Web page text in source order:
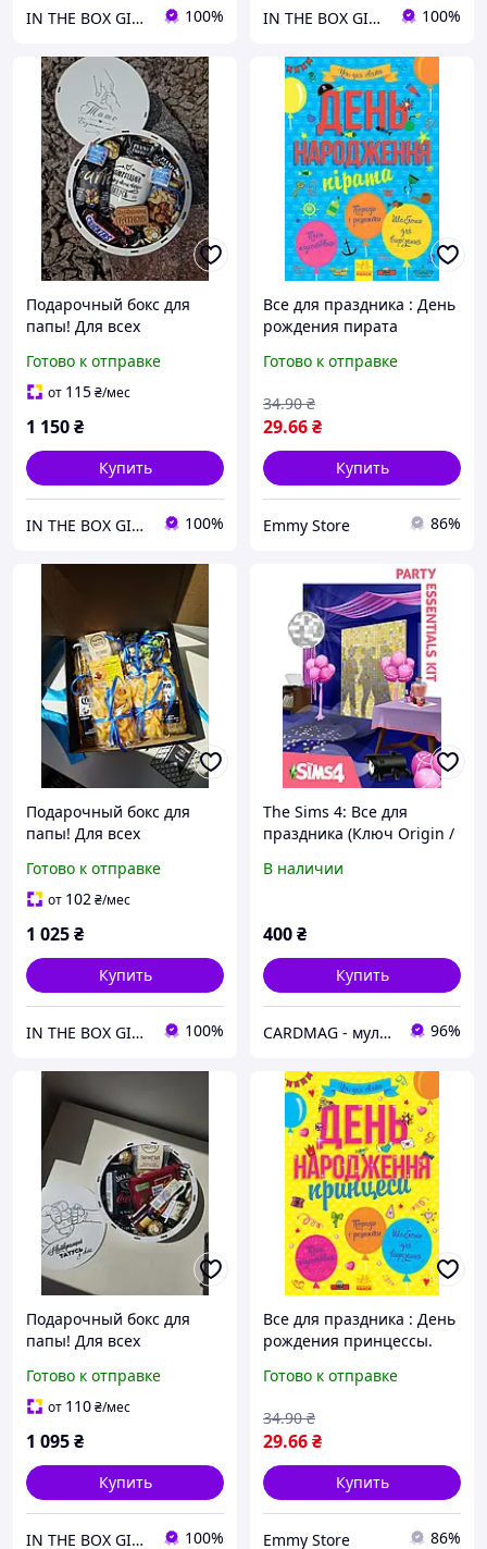
IN THE BOX GIFT Подарункові бокси до будь-яких свят! 100% IN THE BOX GIFT Подарункові бокси до будь-яких свят! 100%
Подарочный бокс для
папы! Для всех
Универсальный подарок
отцу! Папе!
Готово к отправке
от 115₴/мес
1 150₴
Купить
IN THE BOX GIFT Подарункові бокси до будь-яких свят! 100%
Все для праздника : День
рождения пирата
Готово к отправке
29.66₴
34.90 ₴
Купить
Emmy Store 86%
Подарочный бокс для
папы! Для всех
Универсальный подарок
отцу! Папе!
Готово к отправке
от 102₴/мес
1 025₴
Купить
IN THE BOX GIFT Подарункові бокси до будь-яких свят! 100%
The Sims 4: Все для
праздника (Ключ Origin /
В наличии
400₴
Купить
CARDMAG - мультивалютный платежный сервис 96%
Подарочный бокс для
папы! Для всех
Универсальный подарок
отцу! Папе!
Готово к отправке
от 110₴/мес
1 095₴
Купить
IN THE BOX GIFT Подарункові бокси до будь-яких свят! 100%
Все для праздника : День
рождения принцессы.
Готово к отправке
29.66₴
34.90 ₴
Купить
Emmy Store 86%